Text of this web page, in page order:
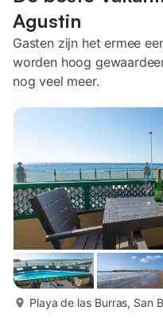
Agustin
Gasten zijn het ermee
worden hoog
nog veel meer.
Playa de las Burras, San